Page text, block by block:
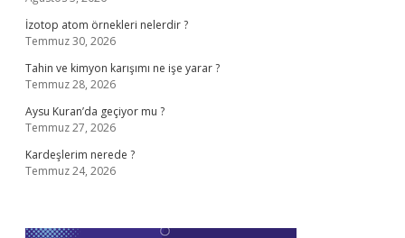
İzotop atom örnekleri nelerdir ?
Temmuz 30, 2026
Tahin ve kimyon karışımı ne işe yarar ?
Temmuz 28, 2026
Aysu Kuran’da geçiyor mu ?
Temmuz 27, 2026
Kardeşlerim nerede ?
Temmuz 24, 2026